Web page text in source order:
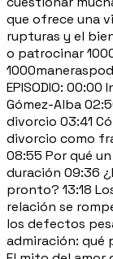
que ofrece una
rupturas y el
o patrocinar
EPISODIO:
Gómez-Alba
divorcio 03:41
divorcio como
08:55 Por qué
duración 09:36
pronto? 13:18
relación se
los defectos
admiración: qué